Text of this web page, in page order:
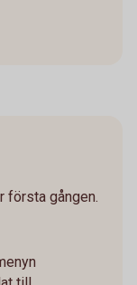
första gången.